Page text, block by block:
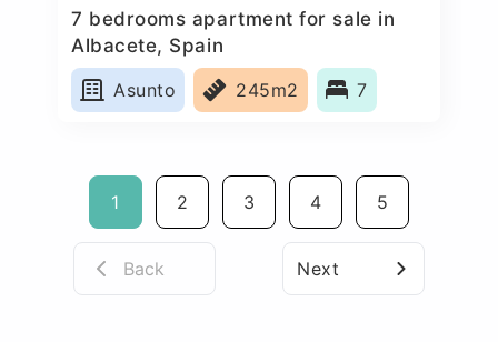
7 bedrooms apartment for sale in
Albacete, Spain
Asunto
245m2 7
1 2 3 4 5
Back Next